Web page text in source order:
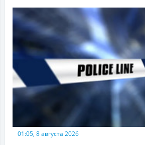
01:05, 8 августа 2026